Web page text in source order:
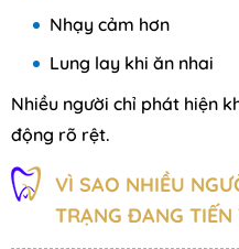
Nhạy cảm hơn
Lung lay khi ăn nhai
Nhiều người chỉ phát hiện
động rõ rệt.
VÌ SAO NHIỀU
TRẠNG ĐANG TIẾN